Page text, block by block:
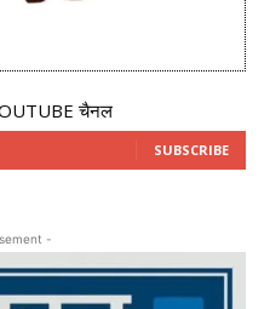
चैनल
SUBSCRIBE
-